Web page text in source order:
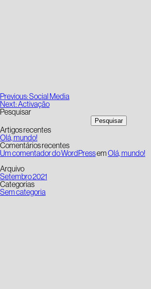
Navegação
de
artigos
Previous:Social Media
Next:Activação
Pesquisar
Pesquisar
Artigos recentes
Olá, mundo!
Comentários recentes
Um comentador do WordPressemOlá, mundo!
Arquivo
Setembro 2021
Categorias
Sem categoria